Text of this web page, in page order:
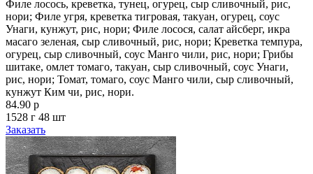
Филе лосось, креветка, тунец, огурец, сыр сливочный, рис,
нори; Филе угря, креветка тигровая, такуан, огурец, соус
Унаги, кунжут, рис, нори; Филе лосося, салат айсберг, икра
масаго зеленая, сыр сливочный, рис, нори; Креветка темпура,
огурец, сыр сливочный, соус Манго чили, рис, нори; Грибы
шитаке, омлет томаго, такуан, сыр сливочный, соус Унаги,
рис, нори; Томат, томаго, соус Манго чили, сыр сливочный,
кунжут Ким чи, рис, нори.
84.90 р
1528 г 48 шт
Заказать